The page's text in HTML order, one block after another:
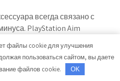
всегда связано с
PlayStation Aim
оказался довольно
файлы cookie для улучшения
пользоваться сайтом, вы даете
файлов cookie.
OK